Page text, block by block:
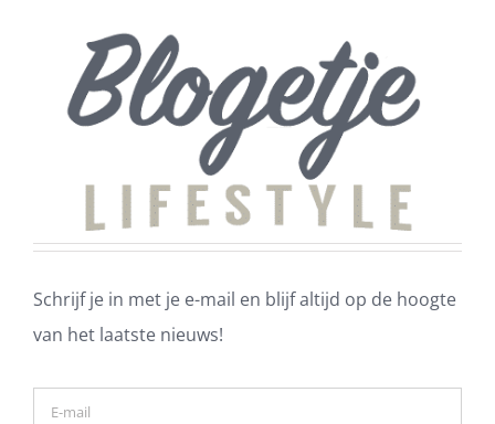
Schrijf je in met je e-mail en blijf altijd op de hoogte
van het laatste nieuws!